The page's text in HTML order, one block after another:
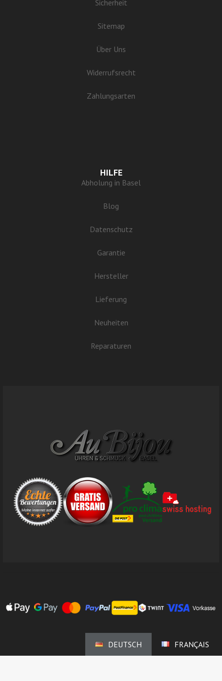
Sicherheit
Sitemap
Über Uns
Widerrufsrecht
Zahlungsarten
HILFE
Abholung in Basel
Blog
Datenschutz
Garantie
Hersteller
Lieferung
Neuheiten
Reparaturen
DEUTSCH FRANÇAIS